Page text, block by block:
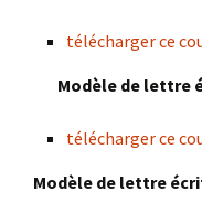
télécharger ce
Modèle de lettre
télécharger ce
Modèle de lettre